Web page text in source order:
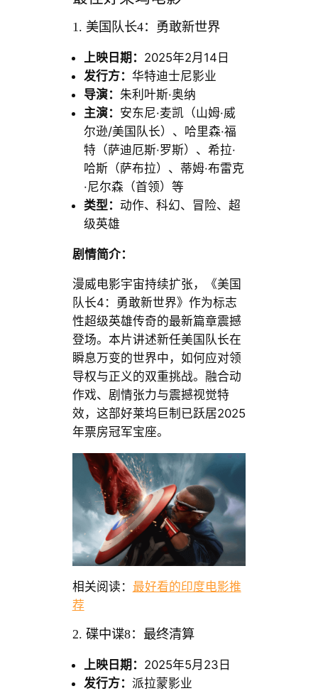
1. 美国队长4：勇敢新世界
上映日期： 2025年2月14日
发行方： 华特迪士尼影业
导演： 朱利叶斯·奥纳
主演： 安东尼·麦凯（山姆·威
尔逊/美国队长）、哈里森·福
特（萨迪厄斯·罗斯）、希拉·
哈斯（萨布拉）、蒂姆·布雷克
·尼尔森（首领）等
类型： 动作、科幻、冒险、超
级英雄
剧情简介：
漫威电影宇宙持续扩张，《美国
队长4：勇敢新世界》作为标志
性超级英雄传奇的最新篇章震撼
登场。本片讲述新任美国队长在
瞬息万变的世界中，如何应对领
导权与正义的双重挑战。融合动
作戏、剧情张力与震撼视觉特
效，这部好莱坞巨制已跃居2025
年票房冠军宝座。
相关阅读： 最好看的印度电影推
荐
2. 碟中谍8：最终清算
上映日期： 2025年5月23日
发行方： 派拉蒙影业